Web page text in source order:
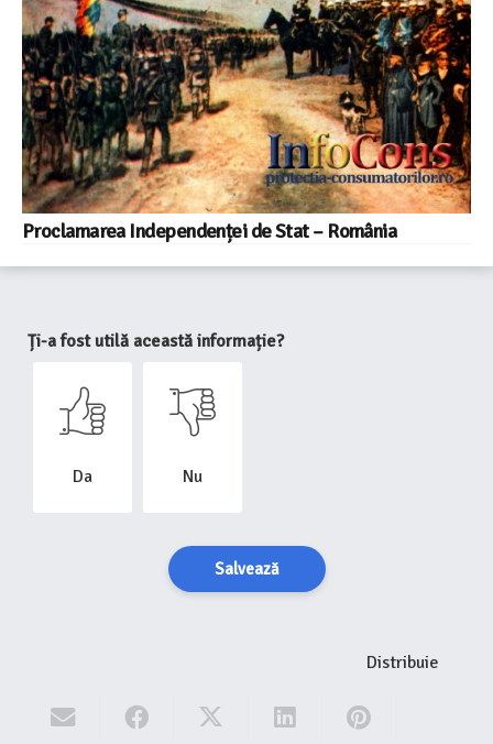
Proclamarea Independenței de Stat – România
Ți-a fost utilă această informație?
Da Nu
Salvează
Distribuie